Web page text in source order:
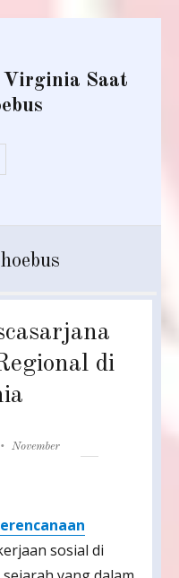
Saat
di
Posted
November
sosial di